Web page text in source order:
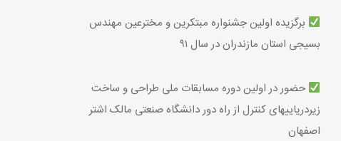
برگزیده اولین جشنواره مبتکرین و مخترعین مهندس
بسیجی استان مازندران در سال ۹۱
حضور در اولین دوره مسابقات ملی طراحی و ساخت
زیردریایی­های کنترل از راه دور دانشگاه صنعتی مالک ­اشتر
اصفهان